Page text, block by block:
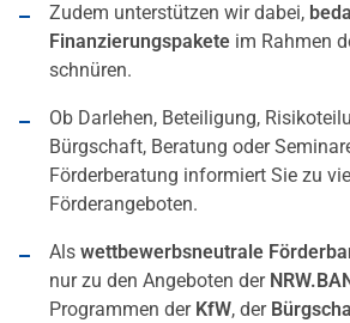
Zudem unterstützen wir dabei,
Finanzierungspakete im Rahmen
schnüren.
Ob Darlehen, Beteiligung,
Bürgschaft, Beratung oder
Förderberatung informiert Sie zu
Förderangeboten.
Als wettbewerbsneutrale
nur zu den Angeboten der
Programmen der KfW, der